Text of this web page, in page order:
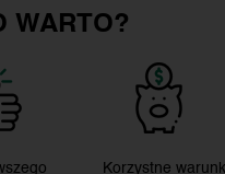
WARTO?
Korzystne